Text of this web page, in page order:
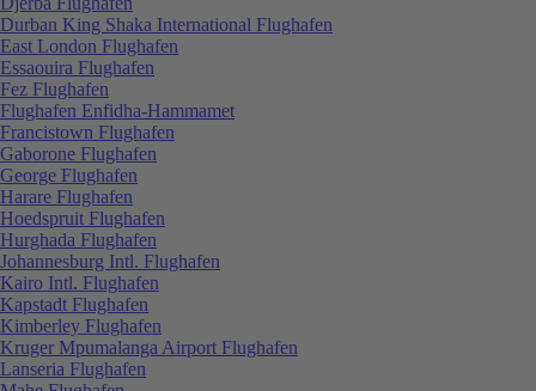
Durban King Shaka International Flughafen
East London Flughafen
Essaouira Flughafen
Fez Flughafen
Flughafen Enfidha-Hammamet
Francistown Flughafen
Gaborone Flughafen
George Flughafen
Harare Flughafen
Hoedspruit Flughafen
Hurghada Flughafen
Johannesburg Intl. Flughafen
Kairo Intl. Flughafen
Kapstadt Flughafen
Kimberley Flughafen
Kruger Mpumalanga Airport Flughafen
Lanseria Flughafen